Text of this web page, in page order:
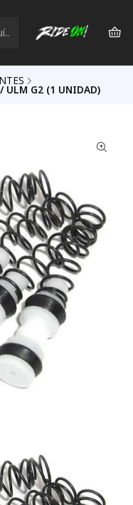
ULM G2 (1 UNIDAD)